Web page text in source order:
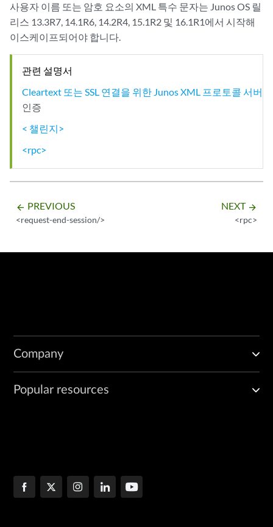
사용자 이름 또는 암호 요소의 XML 특수 문자는 Junos OS 릴
리스 13.3R7, 14.1R6, 14.2R4, 15.1R2 및 16.1R1에서 시작해
이스케이프되어야 합니다.
관련 설명서
Cleartext 또는 SSL 연결을 위한 Junos XML 프로토콜 서버
인증
< 챌린지>
<rpc>
arrow_backward PREVIOUS
<request-end-session/>
NEXT arrow_forward
<rpc>
Company
Popular resources